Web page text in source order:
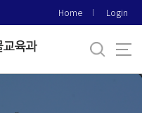
Home Login